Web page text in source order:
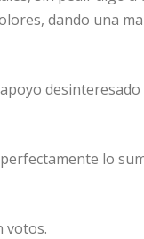
dando una
lo
votos.